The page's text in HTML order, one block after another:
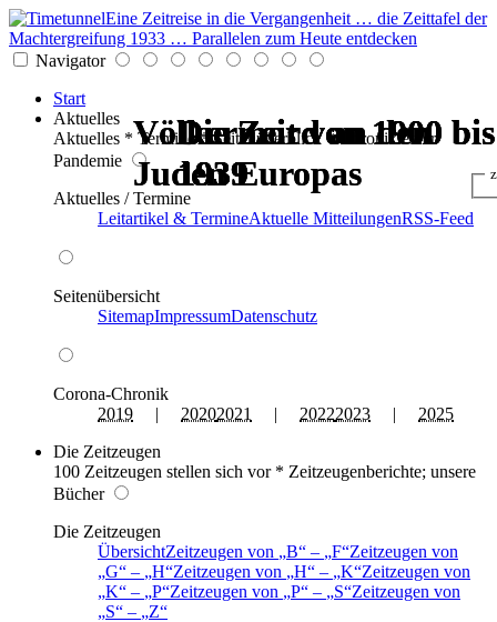
Eine Zeitreise in die Vergangenheit … die Zeittafel der
Machtergreifung 1933 … Parallelen zum Heute entdecken
Navigator
Start
Aktuelles
Aktuelles * Termine * Seitenüberblick * Chronik einer
Pandemie
Aktuelles / Termine
Leitartikel & TermineAktuelle MitteilungenRSS-Feed
Seitenübersicht
SitemapImpressumDatenschutz
Corona-Chronik
2019 | 20202021 | 20222023 | 2025
Die Zeitzeugen
100 Zeitzeugen stellen sich vor * Zeitzeugenberichte; unsere
Bücher
Die Zeitzeugen
ÜbersichtZeitzeugen von B – F Zeitzeugen von
G
– H Zeitzeugen von H – K Zeitzeugen von
K
– P Zeitzeugen von P – S Zeitzeugen von
S
–
Z
Die Zeit von 1900 bis
1939
Völkermord an den
Juden Europas
Die Zeit von 1900 bis
1939
Die Zeit von 1900 bis
1939
Völkermord an den
Juden Europas
Die Zeit von 1900 bis
1939